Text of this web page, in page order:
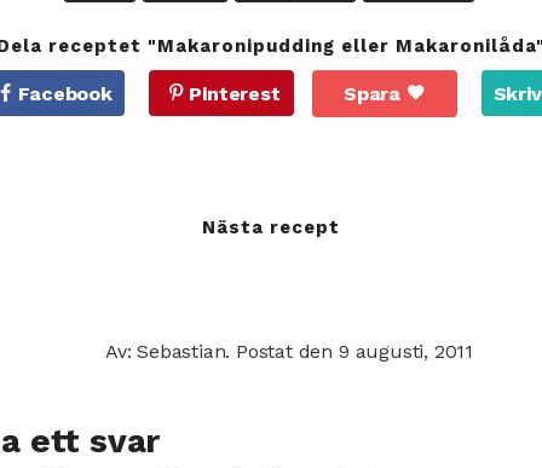
receptet "Makaronipudding eller Makaronilåda"
Facebook Pinterest Spara
Nästa recept
Av: Sebastian. Postat den 9 augusti, 2011
ett svar